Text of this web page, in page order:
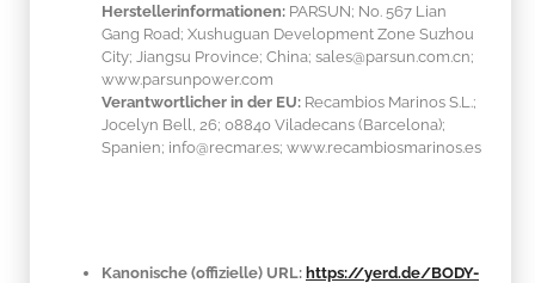
Herstellerinformationen: PARSUN; No. 567 Lian
Gang Road; Xushuguan Development Zone Suzhou
City; Jiangsu Province; China; sales@parsun.com.cn;
www.parsunpower.com
Verantwortlicher in der EU: Recambios Marinos S.L.;
Jocelyn Bell, 26; 08840 Viladecans (Barcelona);
Spanien; info@recmar.es; www.recambiosmarinos.es
Kanonische (offizielle) URL: https://yerd.de/BODY-